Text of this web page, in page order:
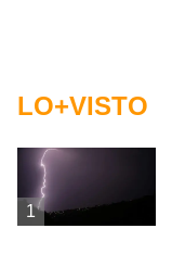
LO+VISTO
1